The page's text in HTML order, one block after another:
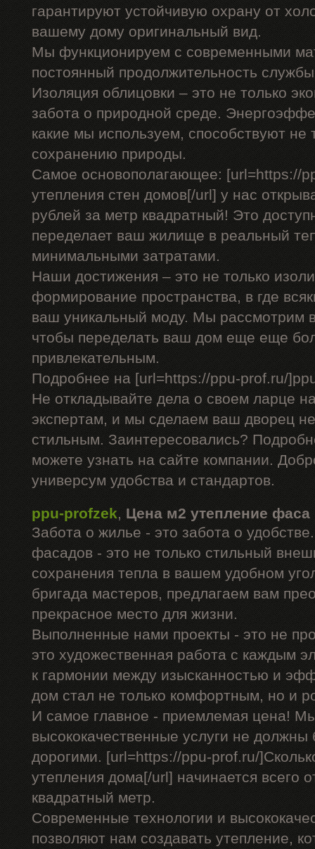
гарантируют устойчивую охрану от
вашему дому оригинальный вид.
Мы функционируем с современными
постоянный продолжительность
Изоляция облицовки – это не только
забота о природной среде.
какие мы используем, способствуют не
сохранению природы.
Самое основополагающее: [url=https://
утепления стен домов[/url] у нас
рублей за метр квадратный! Это
переделает ваш жилище в реальный
минимальными затратами.
Наши достижения – это не только
формирование пространства, в где
ваш уникальный моду. Мы рассмотрим
чтобы переделать ваш дом еще еще
привлекательным.
Подробнее на [url=https://ppu-prof.ru/
Не откладывайте дела о своем ларце
экспертам, и мы сделаем ваш дворец
стильным. Заинтересовались?
можете узнать на сайте компании.
универсум удобства и стандартов.
ppu-profzek,Цена м2 утепление фаса
Забота о жилье - это забота о
фасадов - это не только стильный
сохранения тепла в вашем удобном
бригада мастеров, предлагаем вам
прекрасное место для жизни.
Выполненные нами проекты - это не
это художественная работа с каждым
к гармонии между изысканностью и
дом стал не только комфортным, но и
И самое главное - приемлемая цена!
высококачественные услуги не
дорогими. [url=https://ppu-prof.ru/
утепления дома[/url] начинается всего
квадратный метр.
Современные технологии и
позволяют нам создавать утепление,